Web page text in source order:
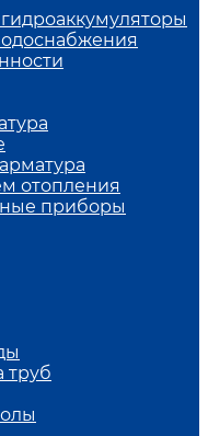
отопления
приборы
труб